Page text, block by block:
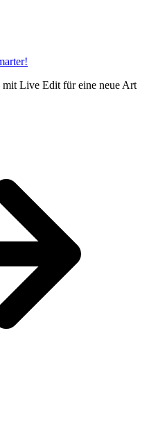
mit Live Edit für eine neue Art